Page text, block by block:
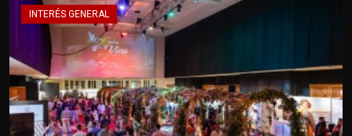
INTERÉS GENERAL